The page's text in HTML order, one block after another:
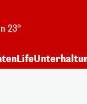
23°
Life